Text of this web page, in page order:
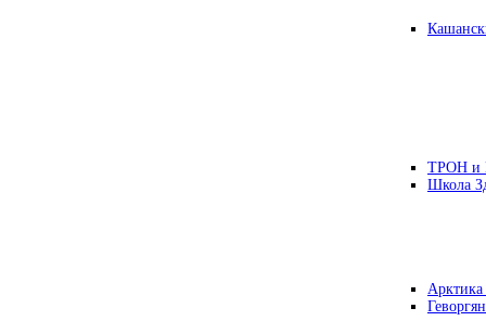
ТРОН и
Школа